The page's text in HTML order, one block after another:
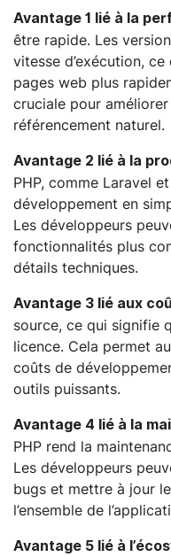
Avantage 1 lié à la
être rapide. Les
vitesse d’exécution,
pages web plus
cruciale pour
référencement naturel.
Avantage 2 lié à la
PHP, comme Laravel
développement en
Les développeurs
fonctionnalités plus
détails techniques.
Avantage 3 lié aux
source, ce qui signifie
licence. Cela permet
coûts de
outils puissants.
Avantage 4 lié à la
PHP rend la
Les développeurs
bugs et mettre à jour
l’ensemble de
Avantage 5 lié à